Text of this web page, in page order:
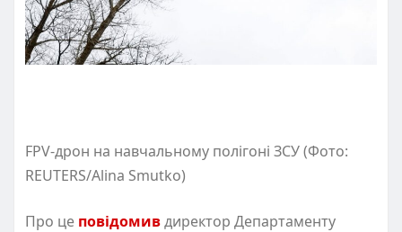
FPV-дрон на навчальному полігоні ЗСУ (Фото:
REUTERS/Alina Smutko)
Про це повідомивдиректор Департаменту